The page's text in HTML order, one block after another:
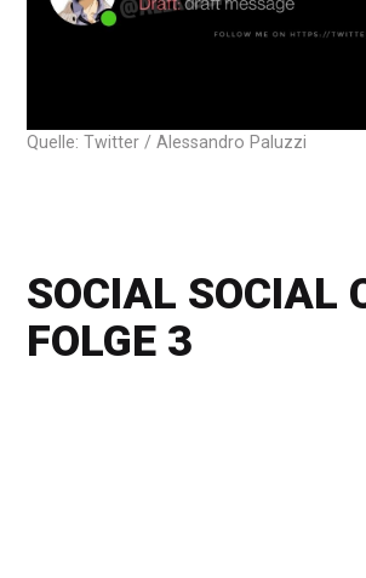
Quelle: Twitter / Alessandro Paluzzi
SOCIAL SOCIAL
FOLGE 3